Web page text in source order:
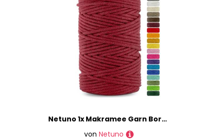
Netuno 1x Makramee Garn Bordeaux 5 mm 100 m Baumwollkordel mit Baumwollkern Textilgarn Kordelband Naturgarn Naturbaumwolle Garn für Makramee Baumwollgarn Dekoschnur farbig Cotton Cord Macrame
von Netuno